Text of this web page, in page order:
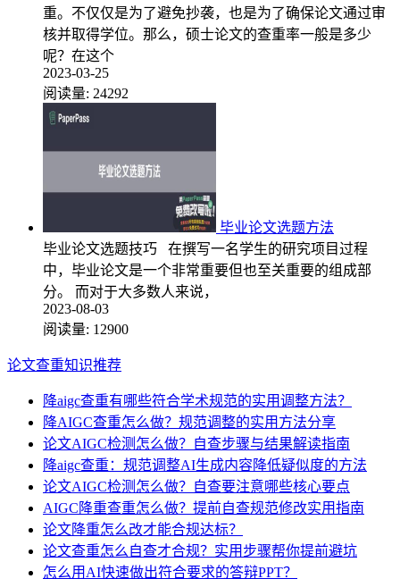
重。不仅仅是为了避免抄袭，也是为了确保论文通过审
核并取得学位。那么，硕士论文的查重率一般是多少
呢？在这个
2023-03-25
阅读量: 24292
毕业论文选题方法
毕业论文选题技巧 在撰写一名学生的研究项目过程
中，毕业论文是一个非常重要但也至关重要的组成部
分。 而对于大多数人来说，
2023-08-03
阅读量: 12900
论文查重知识推荐
降aigc查重有哪些符合学术规范的实用调整方法？
降AIGC查重怎么做？规范调整的实用方法分享
论文AIGC检测怎么做？自查步骤与结果解读指南
降aigc查重：规范调整AI生成内容降低疑似度的方法
论文AIGC检测怎么做？自查要注意哪些核心要点
AIGC降重查重怎么做？提前自查规范修改实用指南
论文降重怎么改才能合规达标？
论文查重怎么自查才合规？实用步骤帮你提前避坑
怎么用AI快速做出符合要求的答辩PPT？